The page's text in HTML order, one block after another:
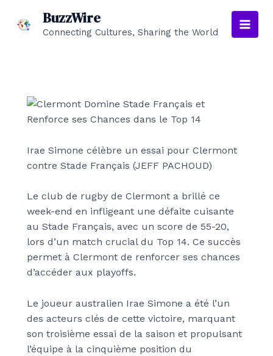
BuzzWire
Connecting Cultures, Sharing the World
Main
Irae Simone célèbre un essai pour Clermont
contre Stade Français (JEFF PACHOUD)
Le club de rugby de Clermont a brillé ce
week-end en infligeant une défaite cuisante
au Stade Français, avec un score de 55-20,
lors d’un match crucial du Top 14. Ce succès
permet à Clermont de renforcer ses chances
d’accéder aux playoffs.
Le joueur australien Irae Simone a été l’un
des acteurs clés de cette victoire, marquant
son troisième essai de la saison et propulsant
l’équipe à la cinquième position du